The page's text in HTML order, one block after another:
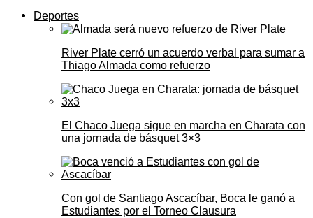
Deportes
River Plate cerró un acuerdo verbal para sumar a
Thiago Almada como refuerzo
El Chaco Juega sigue en marcha en Charata con
una jornada de básquet 3×3
Con gol de Santiago Ascacíbar, Boca le ganó a
Estudiantes por el Torneo Clausura